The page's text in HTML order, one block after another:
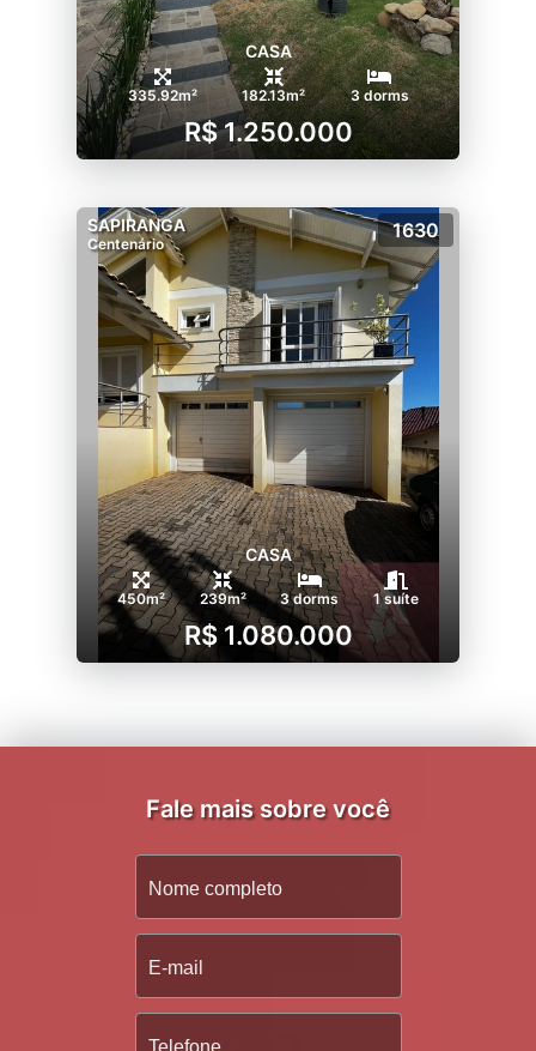
CASA
335.92m² 182.13m² 3 dorms
R$ 1.250.000
SAPIRANGA
Centenário
1630
CASA
450m² 239m² 3 dorms 1 suíte
R$ 1.080.000
Fale mais sobre você